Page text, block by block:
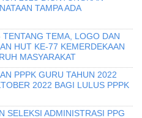
TAMPA ADA
TEMA, LOGO DAN
HUT KE-77 KEMERDEKAAN
MASYARAKAT
PPPK GURU TAHUN 2022
2022 BAGI LULUS PPPK
SELEKSI ADMINISTRASI PPG